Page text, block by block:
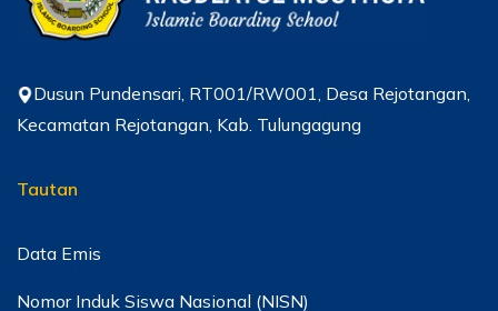
Dusun Pundensari, RT001/RW001, Desa Rejotangan,
Kecamatan Rejotangan, Kab. Tulungagung
Tautan
Data Emis
Nomor Induk Siswa Nasional (NISN)